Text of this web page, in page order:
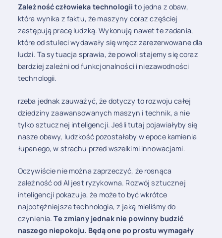
Zależność człowieka technologii to jedna z obaw,
która wynika z faktu, że maszyny coraz częściej
zastępują pracę ludzką. Wykonują nawet te zadania,
które od stuleci wydawały się wręcz zarezerwowane dla
ludzi. Ta sytuacja sprawia, że powoli stajemy się coraz
bardziej zależni od funkcjonalności i niezawodności
technologii.
rzeba jednak zauważyć, że dotyczy to rozwoju całej
dziedziny zaawansowanych maszyn i technik, a nie
tylko sztucznej inteligencji. Jeśli tutaj pojawiałyby się
nasze obawy, ludzkość pozostałaby w epoce kamienia
łupanego, w strachu przed wszelkimi innowacjami.
Oczywiście nie można zaprzeczyć, że rosnąca
zależność od AI jest ryzykowna. Rozwój sztucznej
inteligencji pokazuje, że może to być wkrótce
najpotężniejsza technologia, z jaką mieliśmy do
czynienia.Te zmiany jednak nie powinny budzić
naszego niepokoju. Będą one po prostu wymagały